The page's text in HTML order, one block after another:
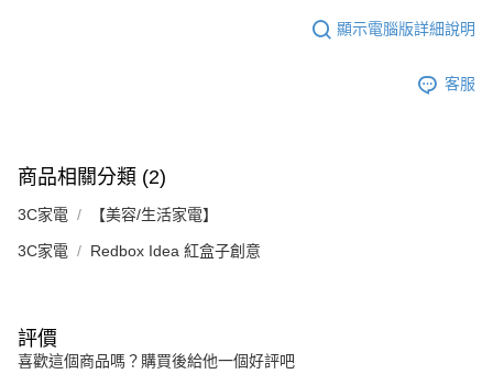
顯示電腦版詳細說明
客服
商品相關分類 (2)
3C家電 【美容/生活家電】
3C家電 Redbox Idea 紅盒子創意
評價
喜歡這個商品嗎？購買後給他一個好評吧